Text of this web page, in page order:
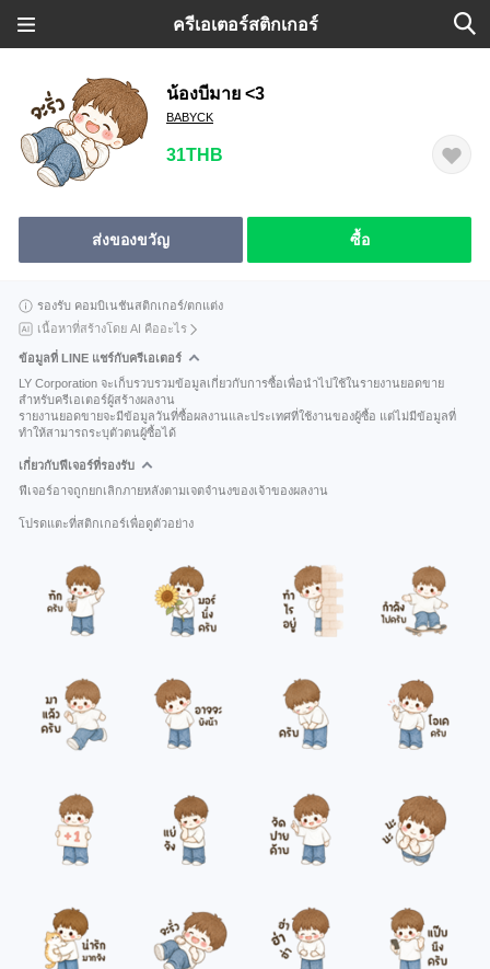
ครีเอเตอร์สติกเกอร์
น้องบีมาย <3
BABYCK
31THB
ส่งของขวัญ ซื้อ
รองรับ คอมบิเนชันสติกเกอร์/ตกแต่ง
เนื้อหาที่สร้างโดย AI คืออะไร
ข้อมูลที่ LINE แชร์กับครีเอเตอร์
LY Corporation จะเก็บรวบรวมข้อมูลเกี่ยวกับการซื้อเพื่อนำไปใช้ในรายงานยอดขาย
สำหรับครีเอเตอร์ผู้สร้างผลงาน
รายงานยอดขายจะมีข้อมูลวันที่ซื้อผลงานและประเทศที่ใช้งานของผู้ซื้อ แต่ไม่มีข้อมูลที่
ทำให้สามารถระบุตัวตนผู้ซื้อได้
เกี่ยวกับฟีเจอร์ที่รองรับ
ฟีเจอร์อาจถูกยกเลิกภายหลังตามเจตจำนงของเจ้าของผลงาน
โปรดแตะที่สติกเกอร์เพื่อดูตัวอย่าง